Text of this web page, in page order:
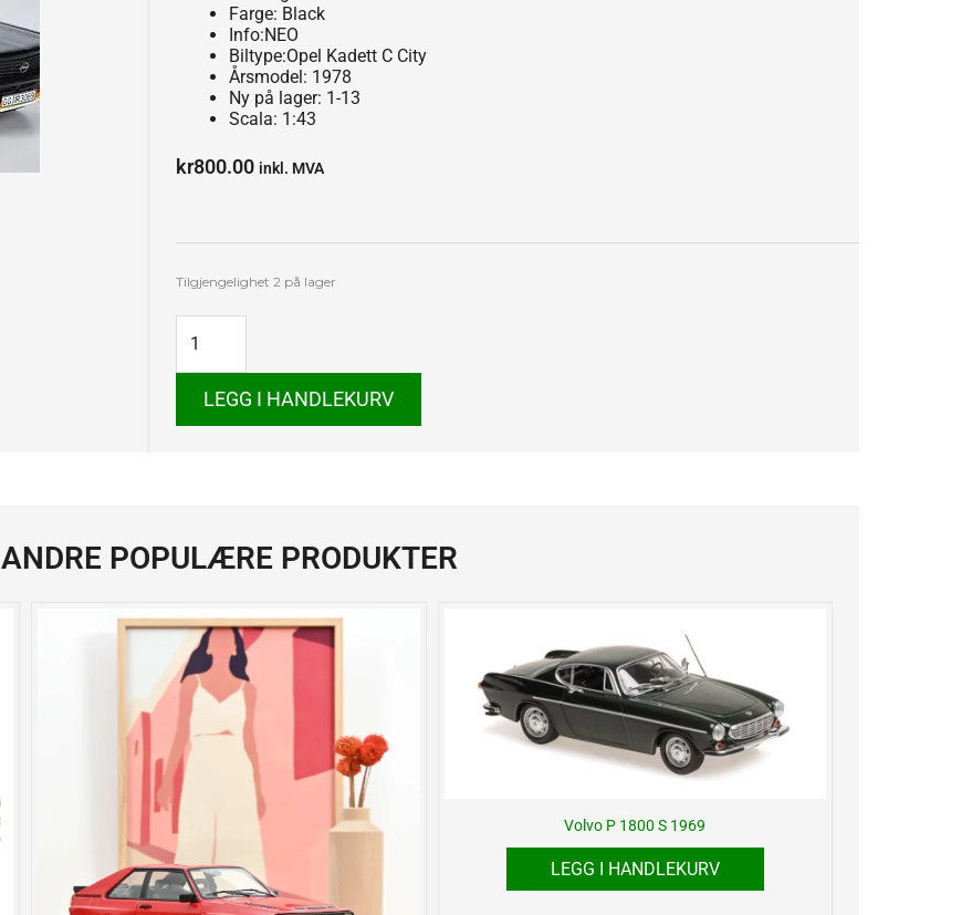
Farge: Black
Info:NEO
Biltype:Opel Kadett C City
Årsmodel: 1978
Ny på lager: 1-13
Scala: 1:43
kr800.00 inkl. MVA
Tilgjengelighet 2 på lager
Opel
C
City
LEGG I HANDLEKURV
ANDRE POPULÆRE PRODUKTER
Volvo P 1800 S 1969
LEGG I HANDLEKURV